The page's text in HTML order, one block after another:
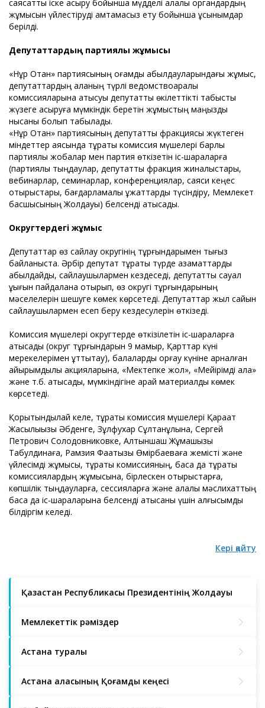
Қазақстан Республикасы Президентінің Жолдауы
Мемлекеттік рәміздер
Астана туралы
Астана қаласының Қоғамдық кеңесі
саясатты іске асыру бойынша мүдделі қалалық органдардың
жұмысын үйлестіруді қамтамасыз ету бойынша ұсынымдар
берілді.
Депутаттардың партиялық жұмысы
«Нұр Отан» партиясының қоғамдық қабылдауларындағы жұмыс,
депутаттардың қаланың түрлі ведомствоаралық
комиссияларына қатысуы депутаттық өкілеттікті табысты
жүзеге асыруға мүмкіндік беретін жұмыстың маңызды
нысаны болып табылады.
«Нұр Отан» партиясының депутаттық фракциясы жүктеген
міндеттер аясында тұрақты комиссия мүшелері барлық
партиялық жобалар мен партия өткізетін іс-шараларға
(партиялық тыңдаулар, депутаттық фракция жиналыстары,
вебинарлар, семинарлар, конференциялар, саяси кеңес
отырыстары, бағдарламалық құжаттарды түсіндіру, Мемлекет
басшысының Жолдауы) белсенді қатысады.
Округтердегі жұмыс
Депутаттар өз сайлау округінің тұрғындарымен тығыз
байланыста. Әрбір депутат тұрақты түрде азаматтарды
қабылдайды, сайлаушылармен кездеседі, депутаттық сауал
құқығын пайдалана отырып, өз округі тұрғындарының
мәселелерін шешуге көмек көрсетеді. Депутаттар жыл сайын
сайлаушылармен есеп беру кездесулерін өткізеді.
Комиссия мүшелері округтерде өткізілетін іс-шараларға
қатысады (округ тұрғындарын 9 мамыр, Қарттар күні
мерекелерімен құттықтау), балаларды қорғау күніне арналған
қайырымдылық акцияларына, «Мектепке жол», «Мейірімді қала»
және т.б. қатысады, мүмкіндігіне қарай материалдық көмек
көрсетеді.
Қорытындылай келе, тұрақты комиссия мүшелері Қарақат
Жақсылыққызы Әбденге, Зұлфухар Сұлтанұлына, Сергей
Петрович Солодовниковке, Алтыншаш Жұмашқызы
Табулдинаға, Рамзия Фаатқызы Өмірбаеваға жемісті және
үйлесімді жұмысы, тұрақты комиссияның, басқа да тұрақты
комиссиялардың жұмысына, бірлескен отырыстарға,
көпшілік тыңдауларға, сессияларға және қалалық мәслихаттың
басқа да іс-шараларына белсенді қатысқаны үшін алғысымды
білдіргім келеді.
Кері қайту